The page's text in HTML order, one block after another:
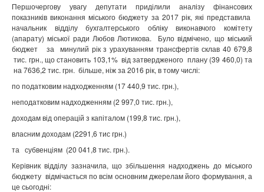
Першочергову увагу депутати приділили аналізу фінансових
показників виконання міського бюджету за 2017 рік, які представила
начальник відділу бухгалтерського обліку виконавчого комітету
(апарату) міської ради Любов Лютикова.
Було відмічено, що міський
бюджет
за
минулий рік з урахуванням трансфертів склав 40 679,8
тис. грн., що становить 103,1% від затвердженого плану (39 460,0) та
на 7636,2 тис. грн. більше, ніж за 2016 рік, в тому числі:
по податковим надходженням (17 440,9 тис. грн.),
неподатковим надходженням (2 997,0 тис. грн.),
доходам від операцій з капіталом (199,8 тис. грн.),
власним доходам (2291,6 тис грн.)
та субвенціям (20 041,8 тис. грн.).
Керівник відділу зазначила, що збільшення надходжень до міського
бюджету відмічається по всім основним джерелам його формування, а
це сьогодні: